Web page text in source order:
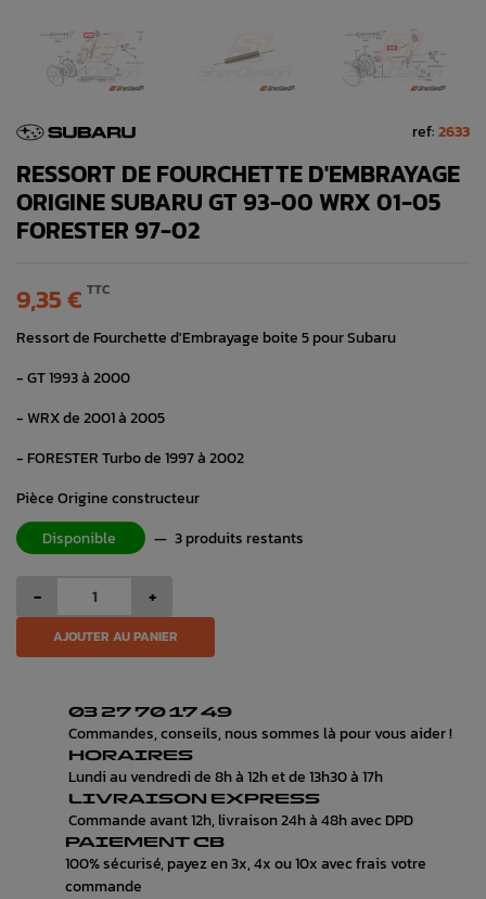
ref:2633
RESSORT DE FOURCHETTE D'EMBRAYAGE
ORIGINE SUBARU GT 93-00 WRX 01-05
FORESTER 97-02
9,35 € TTC
Ressort de Fourchette d'Embrayage boite 5 pour Subaru
- GT 1993 à 2000
- WRX de 2001 à 2005
- FORESTER Turbo de 1997 à 2002
Pièce Origine constructeur
Disponible
— 3 produits restants
- +
AJOUTER AU PANIER
03 27 70 17 49
Commandes, conseils, nous sommes là pour vous aider !
HORAIRES
Lundi au vendredi de 8h à 12h et de 13h30 à 17h
LIVRAISON EXPRESS
Commande avant 12h, livraison 24h à 48h avec DPD
PAIEMENT CB
100% sécurisé, payez en 3x, 4x ou 10x avec frais votre
commande